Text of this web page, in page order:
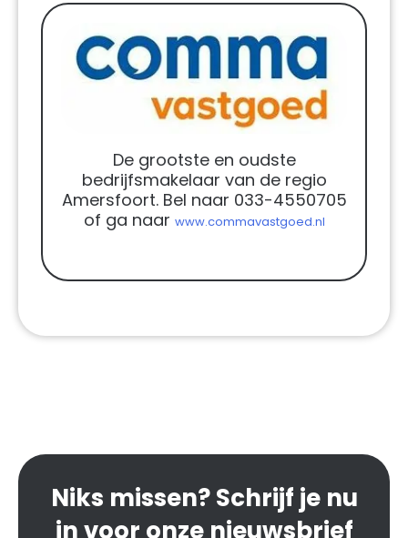
De grootste en oudste
bedrijfsmakelaar van de regio
Amersfoort. Bel naar 033-4550705
of ga naar www.commavastgoed.nl
Niks missen? Schrijf je nu
in voor onze nieuwsbrief